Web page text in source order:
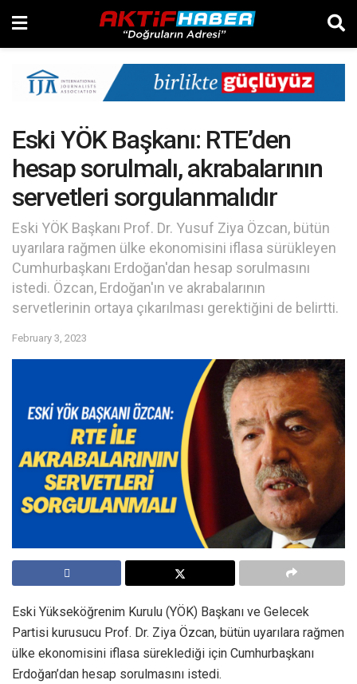
Eski YÖK Başkanı: RTE’den
hesap sorulmalı, akrabalarının
servetleri sorgulanmalıdır
Eski YÖK Başkanı Prof. Dr. Yusuf Ziya Özcan, bütün
uyarılara rağmen ülke ekonomisini iflasa sürükleyen
Cumhurbaşkanı Erdoğan'dan hesap sorulmasını
istedi. Özcan, Erdoğan'ın ve akrabalarının
servetlerinin ortaya çıkarılması gerektiğini de belirtti.
February 3, 2023
Eski Yükseköğrenim Kurulu (YÖK) Başkanı ve Gelecek
Partisi kurusucu Prof. Dr. Ziya Özcan, bütün uyarılara rağmen
ülke ekonomisini iflasa süreklediği için Cumhurbaşkanı
Erdoğan’dan hesap sorulmasını istedi.